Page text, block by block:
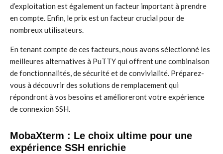
d’exploitation est également un facteur important à prendre
en compte. Enfin, le prix est un facteur crucial pour de
nombreux utilisateurs.
En tenant compte de ces facteurs, nous avons sélectionné les
meilleures alternatives à PuTTY qui offrent une combinaison
de fonctionnalités, de sécurité et de convivialité. Préparez-
vous à découvrir des solutions de remplacement qui
répondront à vos besoins et amélioreront votre expérience
de connexion SSH.
MobaXterm : Le choix ultime pour une
expérience SSH enrichie